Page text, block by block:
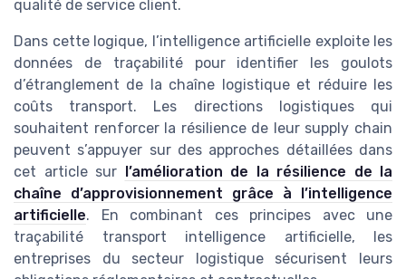
qualité de service client.
Dans cette logique, l’intelligence artificielle exploite les
données de traçabilité pour identifier les goulots
d’étranglement de la chaîne logistique et réduire les
coûts transport. Les directions logistiques qui
souhaitent renforcer la résilience de leur supply chain
peuvent s’appuyer sur des approches détaillées dans
cet article sur
l’amélioration de la résilience de la
chaîne d’approvisionnement grâce à l’intelligence
artificielle. En combinant ces principes avec une
traçabilité transport intelligence artificielle, les
entreprises du secteur logistique sécurisent leurs